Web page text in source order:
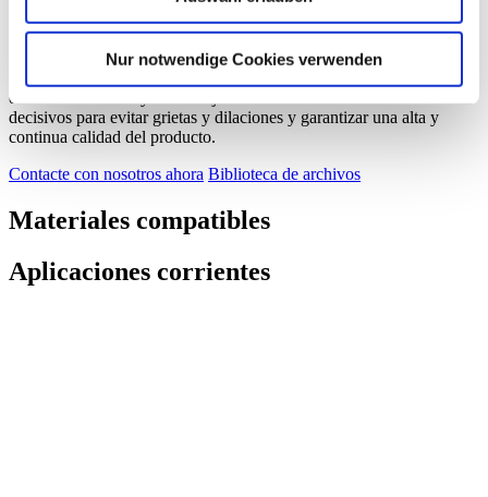
Nur notwendige Cookies verwenden
fabricantes de vidrio y sopladoras, entre ellas, las máquinas
instaladoras de vidrios, de enfriamiento, pinzas y palancas. Los
materiales que se implementan no deben quitarle calor al vidrio
estabilidad térmica y un manejo cuidadoso son otros factores
decisivos para evitar grietas y dilaciones y garantizar una alta y
continua calidad del producto.
Contacte con nosotros ahora Biblioteca de archivos
Materiales compatibles
Aplicaciones corrientes